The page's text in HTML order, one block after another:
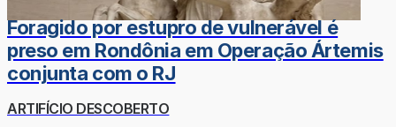
Foragido por estupro de vulnerável é
preso em Rondônia em Operação Ártemis
conjunta com o RJ
ARTIFÍCIO DESCOBERTO